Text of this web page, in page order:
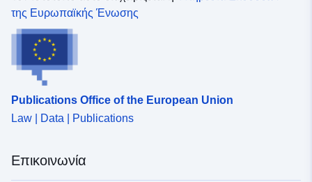
δεδομένων:
Συμμόρφωση με:
uriRef:
d982-43ee-b343-c629745fa9ee
της Ευρωπαϊκής Ένωσης
Publications Office of the European Union
Law | Data | Publications
Επικοινωνία